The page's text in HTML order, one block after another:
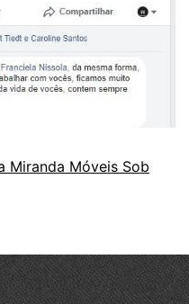
Miranda Móveis Sob